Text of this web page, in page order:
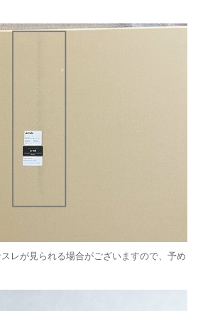
レが見られる場合がございますので、予め